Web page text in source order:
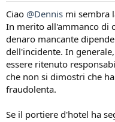
Ti suggerisco di consultare
utile per ottenere
lavoro, come la tua
Tali organizzazioni
di lavoro e il CCNL del
diritti e doveri come
E possono anche fornirti
richiesta di aumento di
professionale e
Ciao @Dennis mi sembra
In merito all'ammanco di
denaro mancante
dell'incidente. In
essere ritenuto
che non si dimostri che
fraudolenta.
Se il portiere d'hotel ha